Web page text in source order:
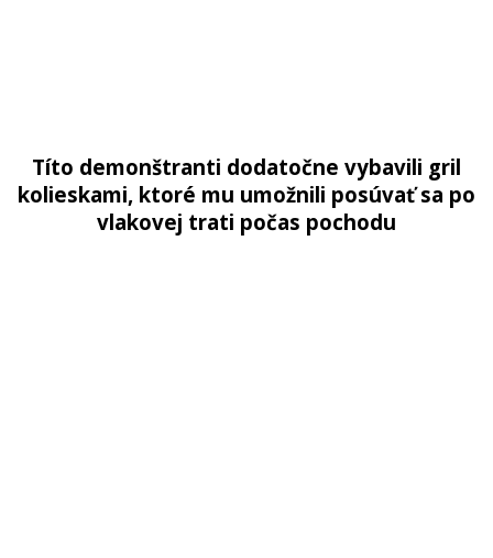
Títo demonštranti dodatočne vybavili gril
kolieskami, ktoré mu umožnili posúvať sa po
vlakovej trati počas pochodu